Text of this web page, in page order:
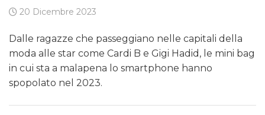
20 Dicembre 2023
Dalle ragazze che passeggiano nelle capitali della
moda alle star come Cardi B e Gigi Hadid, le mini bag
in cui sta a malapena lo smartphone hanno
spopolato nel 2023.